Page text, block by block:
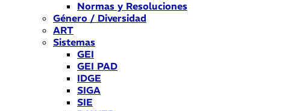
Normas y Resoluciones
Género / Diversidad
ART
Sistemas
GEI
GEI PAD
IDGE
SIGA
SIE